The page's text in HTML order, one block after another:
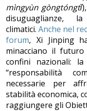
mìngyùn gòngtóngtǐ
disuguaglianze,
climatici. Anche nel
forum, Xi Jinping
minacciano il
confini nazionali: la
“responsabilità
necessarie per
stabilità economica,
raggiungere gli